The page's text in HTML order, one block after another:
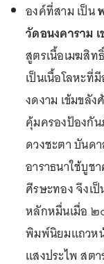
องค์ที่สาม เป็น
วัดอนงคาราม
สูตรเนื้อเมฆสิท
เป็นเนื้อโลหะที่
งดงาม เข้มขลั
คุ้มครองป้องกั
ดวงชะตา บันด
อาราธนาใช้บูช
ศีรษะทอง จึงเ
หลักหมื่นเมื่อ ๒
พิมพ์นิยมแถวห
แสงประไพ สต